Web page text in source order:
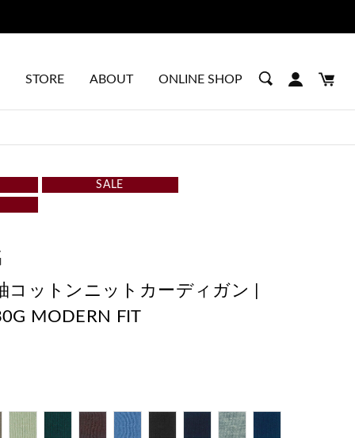
STORE ABOUT ONLINE SHOP
SALE
コットンニットカーディガン |
MODERN FIT